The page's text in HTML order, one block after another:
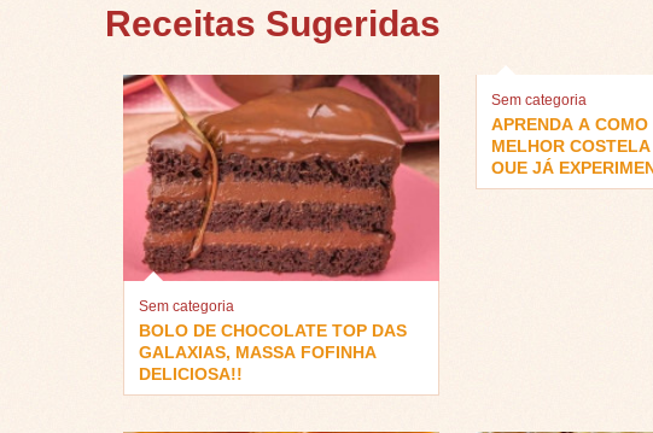
Receitas Sugeridas
Sem categoria
BOLO DE CHOCOLATE TOP DAS
GALAXIAS, MASSA FOFINHA
DELICIOSA!!
Sem categoria
APRENDA A COMO
MELHOR
QUE JÁ